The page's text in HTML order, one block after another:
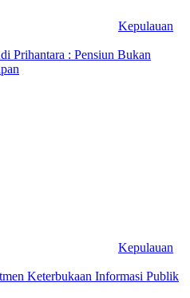
Kepulauan
Prihantara : Pensiun Bukan
Kepulauan
Keterbukaan Informasi Publik